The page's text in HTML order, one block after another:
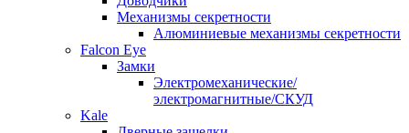
Механизмы секретности
Алюминиевые механизмы секретности
Falcon Eye
Замки
Электромеханические/
электромагнитные/СКУД
Kale